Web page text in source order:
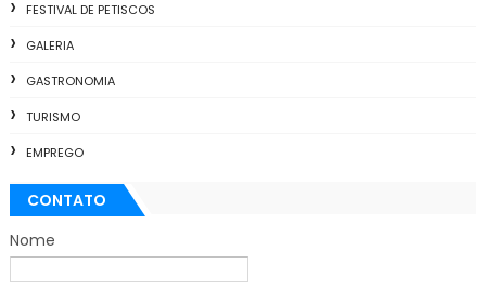
FESTIVAL DE PETISCOS
GALERIA
GASTRONOMIA
TURISMO
EMPREGO
CONTATO
Nome